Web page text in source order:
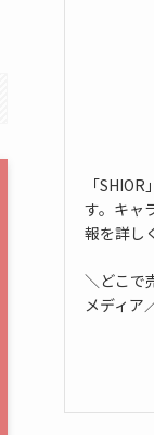
「
す。キャ
報を詳し
＼どこで
メディア